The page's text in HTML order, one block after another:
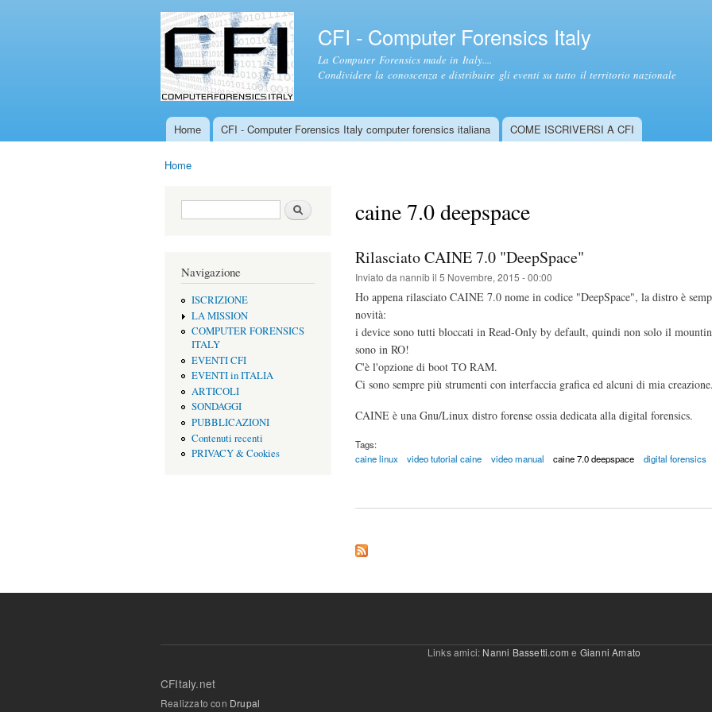
principale
CFI - Computer Forensics Italy
La Computer Forensics made in Italy....
Condividere la conoscenza e distribuire gli eventi su tutto il territorio nazionale
Menu principale
Home CFI - Computer Forensics Italy computer forensics italiana COME ISCRIVERSI A CFI
Home
Form di ricerca Cerca
Navigazione
ISCRIZIONE
LA MISSION
COMPUTER FORENSICS
ITALY
EVENTI CFI
EVENTI in ITALIA
ARTICOLI
SONDAGGI
PUBBLICAZIONI
Contenuti recenti
PRIVACY & Cookies
caine 7.0 deepspace
Rilasciato CAINE 7.0 "DeepSpace"
Inviato da nannibil 5 Novembre, 2015 - 00:00
Ho appena rilasciato CAINE 7.0 nome in codice "DeepSpace", la distro è
novità:
i device sono tutti bloccati in Read-Only by default, quindi non solo il
sono in RO!
C'è l'opzione di boot TO RAM.
Ci sono sempre più strumenti con interfaccia grafica ed alcuni di mia creazione.
CAINE è una Gnu/Linux distro forense ossia dedicata alla digital forensics.
Tags:
caine linux
video tutorial caine video manual caine 7.0 deepspace digital forensics
Links amici: Nanni Bassetti.com e Gianni Amato
CFItaly.net
Realizzato con Drupal